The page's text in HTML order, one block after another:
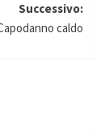
Successivo:
caldo